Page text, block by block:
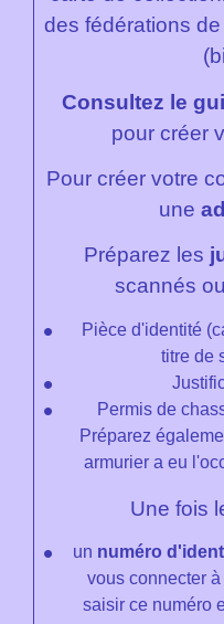
des fédérations
Consultez le
pour créer
Pour créer votre
une
Préparez les
scannés
Pièce d'identité
titre de
Permis de
Préparez
armurier a eu
Une fois
un numéro
vous connecter
saisir ce numéro